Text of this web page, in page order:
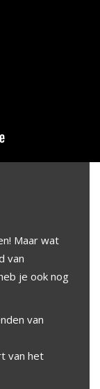
Maar wat
van
je ook nog
van
van het